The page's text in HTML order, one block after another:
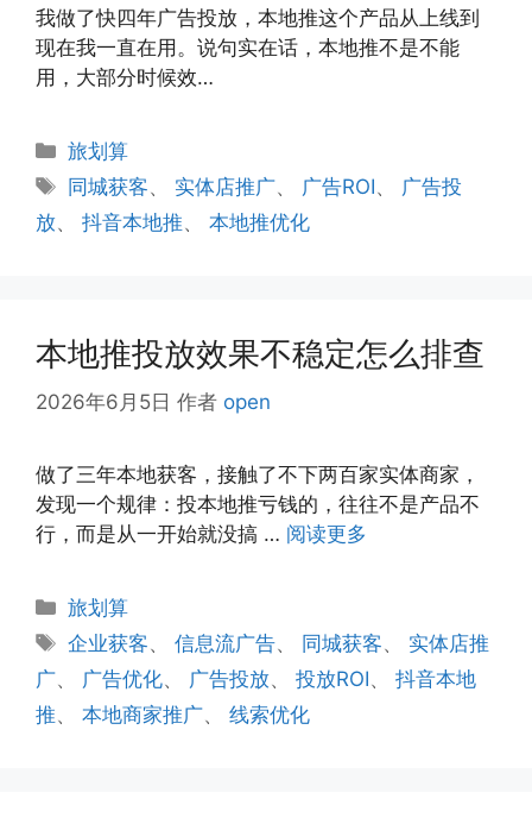
我做了快四年广告投放，本地推这个产品从上线到
现在我一直在用。说句实在话，本地推不是不能
用，大部分时候效…
分
类
旅划算
标
签
同城获客、 实体店推广、 广告ROI、 广告投
放、 抖音本地推、 本地推优化
本地推投放效果不稳定怎么排查
2026年6月5日 作者 open
做了三年本地获客，接触了不下两百家实体商家，
发现一个规律：投本地推亏钱的，往往不是产品不
行，而是从一开始就没搞 … 阅读更多
分
类
旅划算
标
签
企业获客、信息流广告、 同城获客、 实体店推
广、 广告优化、 广告投放、 投放ROI、 抖音本地
推、 本地商家推广、 线索优化